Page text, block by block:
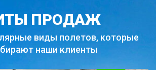
ПРОДАЖ
виды полетов, которые
наши клиенты